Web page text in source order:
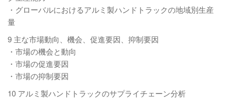
・グローバルにおけるアルミ製ハンドトラックの地域別生産
量
9 主な市場動向、機会、促進要因、抑制要因
・市場の機会と動向
・市場の促進要因
・市場の抑制要因
10 アルミ製ハンドトラックのサプライチェーン分析